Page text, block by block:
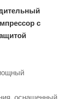
с
оснащенный